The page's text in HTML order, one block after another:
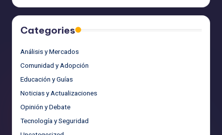
Categories
Análisis y Mercados
Comunidad y Adopción
Educación y Guías
Noticias y Actualizaciones
Opinión y Debate
Tecnología y Seguridad